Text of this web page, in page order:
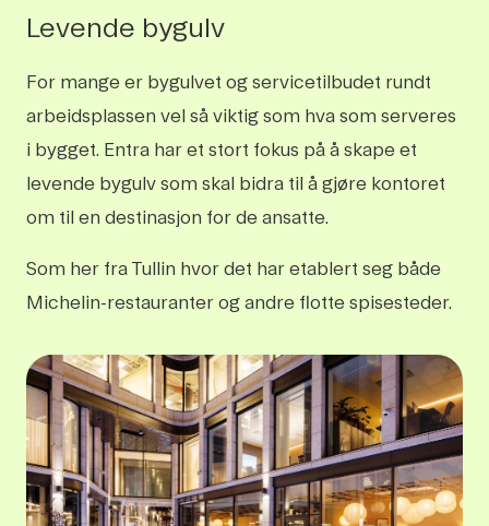
Levende bygulv
For mange er bygulvet og servicetilbudet rundt
arbeidsplassen vel så viktig som hva som serveres
i bygget. Entra har et stort fokus på å skape et
levende bygulv som skal bidra til å gjøre kontoret
om til en destinasjon for de ansatte.
Som her fra Tullin hvor det har etablert seg både
Michelin-restauranter og andre flotte spisesteder.